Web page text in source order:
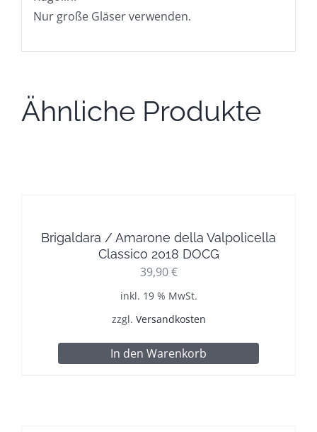
Nur große Gläser verwenden.
Ähnliche Produkte
Brigaldara / Amarone della Valpolicella
Classico 2018 DOCG
39,90€
inkl. 19 % MwSt.
zzgl. Versandkosten
In den Warenkorb